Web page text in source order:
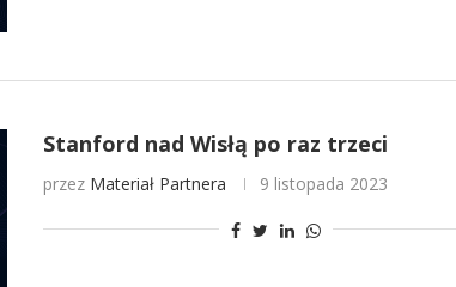
Stanford nad Wisłą po raz trzeci
przez Materiał Partnera 9 listopada 2023